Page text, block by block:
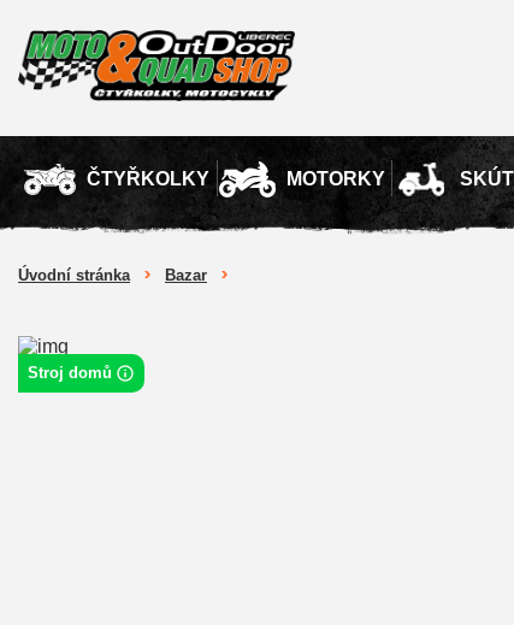
ČTYŘKOLKY MOTORKY
Úvodní stránka Bazar
Stroj domů